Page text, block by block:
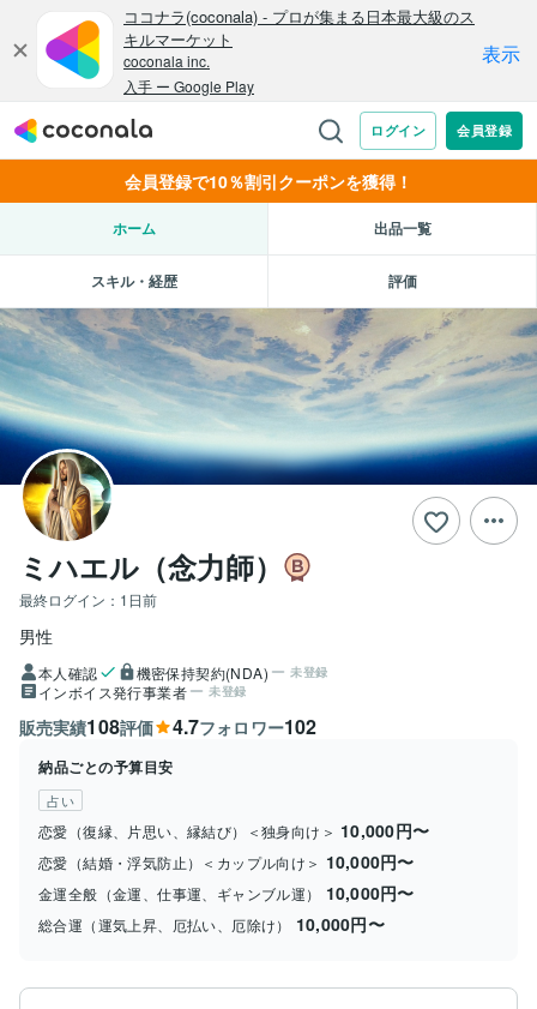
会員登録で10％割引クーポンを獲得！
ホーム 出品一覧
スキル・経歴 評価
ミハエル（念力師）
最終ログイン： 1日前
男性
本人確認 機密保持契約(NDA) 未登録
インボイス発行事業者 未登録
販売実績108評価 4.7フォロワー102
納品ごとの予算目安
占い
恋愛（復縁、片思い、縁結び）＜独身向け＞ 10,000円〜
恋愛（結婚・浮気防止）＜カップル向け＞ 10,000円〜
金運全般（金運、仕事運、ギャンブル運） 10,000円〜
総合運（運気上昇、厄払い、厄除け） 10,000円〜